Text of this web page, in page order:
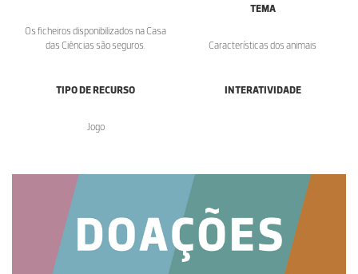
Os ficheiros disponibilizados na Casa
das Ciências são seguros.
TEMA
Características dos animais
TIPO DE RECURSO
Jogo
INTERATIVIDADE